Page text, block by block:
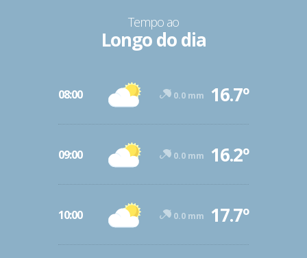
Tempo ao
Longo do dia
08:00 0.0 mm 16.7º
09:00 0.0 mm 16.2º
10:00 0.0 mm 17.7º